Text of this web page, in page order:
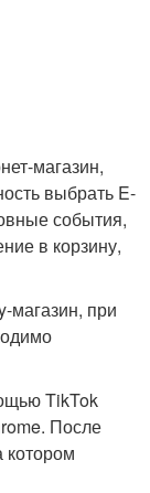
магазин,
выбрать E-
события,
в корзину,
магазин, при
TikTok
После
котором